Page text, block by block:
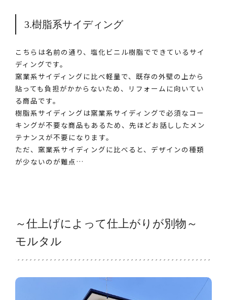
3.樹脂系サイディング
こちらは名前の通り、塩化ビニル樹脂でできているサイ
ディングです。
窯業系サイディングに比べ軽量で、既存の外壁の上から
貼っても負担がかからないため、リフォームに向いてい
る商品です。
樹脂系サイディングは窯業系サイディングで必須なコー
キングが不要な商品もあるため、先ほどお話ししたメン
テナンスが不要になります。
ただ、窯業系サイディングに比べると、デザインの種類
が少ないのが難点…
～仕上げによって仕上がりが別物～
モルタル